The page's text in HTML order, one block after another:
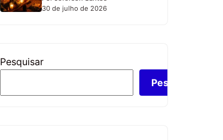
30 de julho de 2026
Pesquisar
Pesquisar